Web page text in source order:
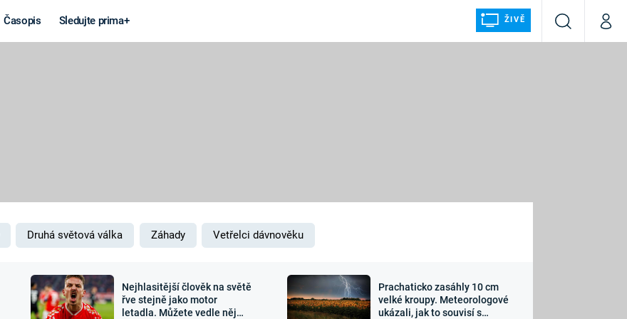
Časopis Sledujte prima+ ŽIVĚ
VyhledáváníMůj
MARS
Záhady a
Zajímavosti Sledujte nás
Druhá světová válka Záhady Vetřelci dávnověku
Nejhlasitější člověk na světě
řve stejně jako motor
letadla. Můžete vedle něj
Prachaticko zasáhly 10 cm
velké kroupy. Meteorologové
ukázali, jak to souvisí s